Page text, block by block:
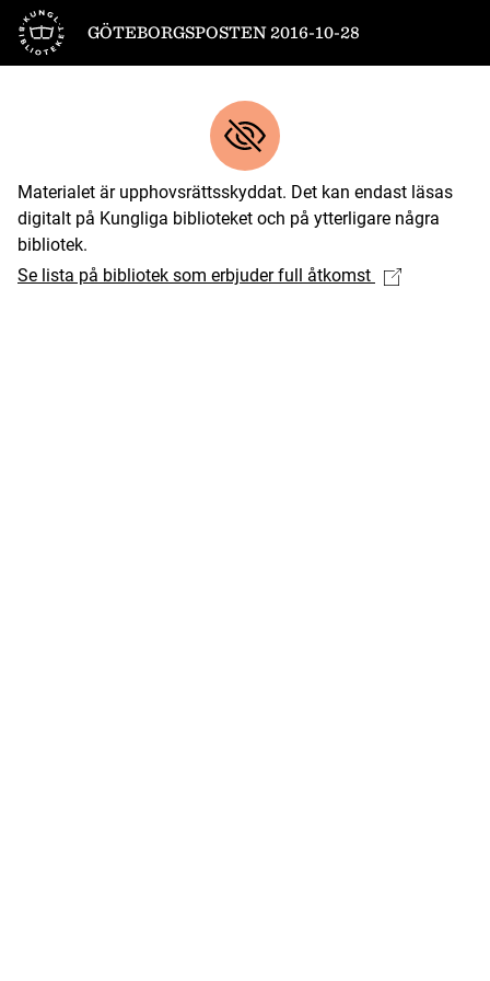
Till startsidan
GÖTEBORGSPOSTEN 2016-10-28
Materialet är upphovsrättsskyddat. Det kan endast läsas
digitalt på Kungliga biblioteket och på ytterligare några
bibliotek.
Se lista på bibliotek som erbjuder full åtkomst